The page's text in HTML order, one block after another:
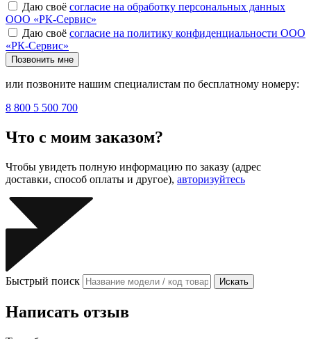
Даю своё согласие на обработку персональных данных
ООО «РК-Сервис»
Даю своё согласие на политику конфиденциальности ООО
«РК-Сервис»
Позвонить мне
или позвоните нашим специалистам по бесплатному номеру:
8 800 5 500 700
Что с моим заказом?
Чтобы увидеть полную информацию по заказу (адрес
доставки, способ оплаты и другое), авторизуйтесь
Быстрый поиск Искать
Написать отзыв